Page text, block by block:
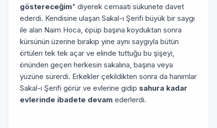
göstereceğim" di­yerek cemaati sükunete davet
ederdi. Kendisine ulaşan Sakal-ı Şerifi büyük bir saygı
ile alan Naim Hoca, öpüp başına koy­duktan sonra
kürsünün üzerine bırakıp yine aynı saygıyla bü­tün
örtüleri tek tek açar ve elinde tuttuğu bu şişeyi,
önünden geçen herkesin sakalına, başına veya
yüzüne sürerdi. Erkekler çekildikten sonra da hanımlar
Sakal-ı Şerifi görür ve evlerine gi­dip sahura kadar
evlerinde ibadete devam ederlerdi.